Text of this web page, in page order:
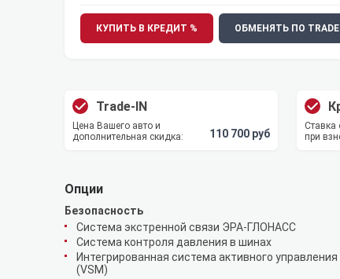
КУПИТЬ В КРЕДИТ % ОБМЕНЯТЬ ПО
Trade-IN
Цена Вашего авто и
дополнительная скидка:
110 700 руб
Ставка
при
Опции
Безопасность
Система экстренной связи ЭРА-ГЛОНАСС
Система контроля давления в шинах
Интегрированная система активного управления
(VSM)